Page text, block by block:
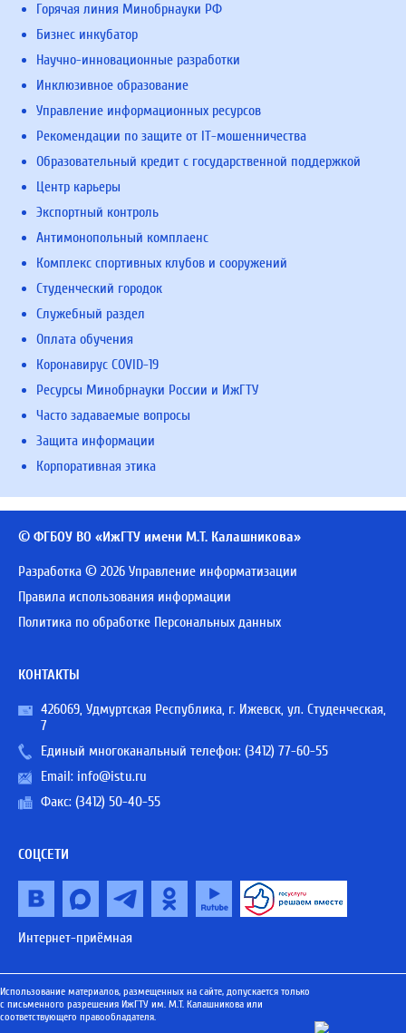
Горячая линия Минобрнауки РФ
Бизнес инкубатор
Научно-инновационные разработки
Инклюзивное образование
Управление информационных ресурсов
Рекомендации по защите от IT-мошенничества
Образовательный кредит с государственной поддержкой
Центр карьеры
Экспортный контроль
Антимонопольный комплаенс
Комплекс спортивных клубов и сооружений
Студенческий городок
Служебный раздел
Оплата обучения
Коронавирус COVID-19
Ресурсы Минобрнауки России и ИжГТУ
Часто задаваемые вопросы
Защита информации
Корпоративная этика
© ФГБОУ ВО «ИжГТУ имени М.Т. Калашникова»
Разработка © 2026 Управление информатизации
Правила использования информации
Политика по обработке Персональных данных
КОНТАКТЫ
426069, Удмуртская Республика, г. Ижевск, ул. Студенческая,
7
Единый многоканальный телефон: (3412) 77-60-55
Email: info@istu.ru
Факс: (3412) 50-40-55
СОЦСЕТИ
Интернет-приёмная
Использование материалов, размещенных на сайте, допускается только
с письменного разрешения ИжГТУ им. М.Т. Калашникова или
соответствующего правообладателя.